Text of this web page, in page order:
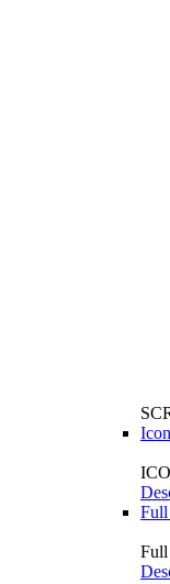
Full
Full